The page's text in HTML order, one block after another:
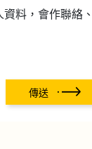
料，會作聯絡
傳送